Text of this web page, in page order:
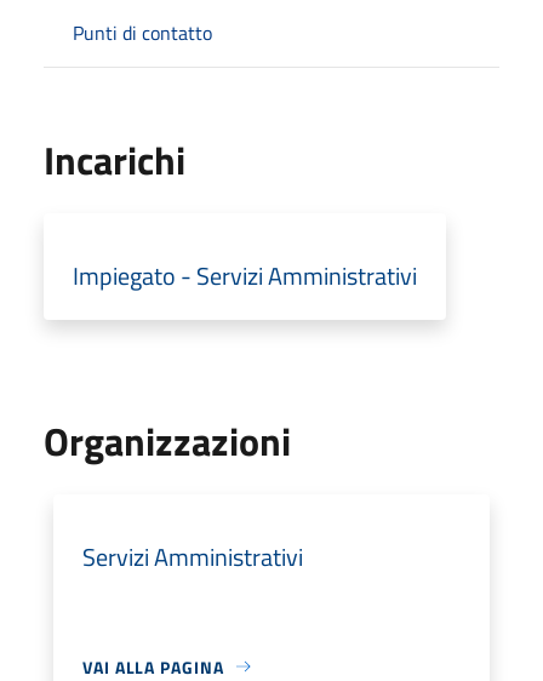
Punti di contatto
Incarichi
Impiegato - Servizi Amministrativi
Organizzazioni
Servizi Amministrativi
VAI ALLA PAGINA